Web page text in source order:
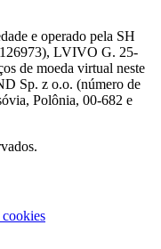
e operado pela SH
LVIVO G. 25-
de moeda virtual neste
Sp. z o.o. (número de
Polônia, 00-682 e